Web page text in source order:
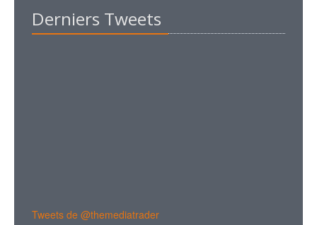
Derniers Tweets
Tweets de @themediatrader